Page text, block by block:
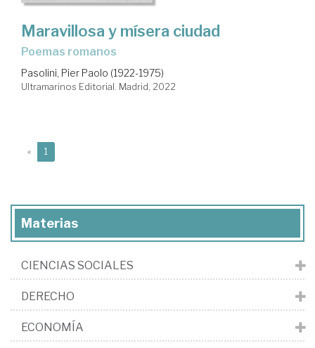
Maravillosa y mísera ciudad
poemas romanos
Pasolini, Pier Paolo (1922-1975)
Ultramarinos Editorial. Madrid, 2022
« 1
Materias
CIENCIAS SOCIALES
DERECHO
ECONOMÍA